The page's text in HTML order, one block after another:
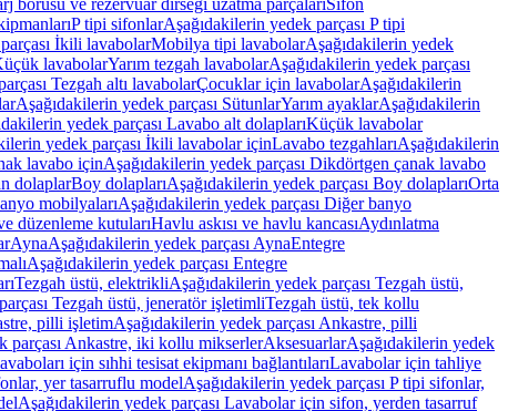
borusu ve rezervuar dirseği uzatma parçalarıSifon
P tipi sifonlarAşağıdakilerin yedek parçası P tipi
İkili lavabolarMobilya tipi lavabolarAşağıdakilerin yedek
lavabolarYarım tezgah lavabolarAşağıdakilerin yedek parçası
Tezgah altı lavabolarÇocuklar için lavabolarAşağıdakilerin
Aşağıdakilerin yedek parçası SütunlarYarım ayaklarAşağıdakilerin
yedek parçası Lavabo alt dolaplarıKüçük lavabolar
yedek parçası İkili lavabolar içinLavabo tezgahlarıAşağıdakilerin
lavabo içinAşağıdakilerin yedek parçası Dikdörtgen çanak lavabo
dolaplarBoy dolaplarıAşağıdakilerin yedek parçası Boy dolaplarıOrta
mobilyalarıAşağıdakilerin yedek parçası Diğer banyo
düzenleme kutularıHavlu askısı ve havlu kancasıAydınlatma
AynaAşağıdakilerin yedek parçası AynaEntegre
Aşağıdakilerin yedek parçası Entegre
Tezgah üstü, elektrikliAşağıdakilerin yedek parçası Tezgah üstü,
Tezgah üstü, jeneratör işletimliTezgah üstü, tek kollu
pilli işletimAşağıdakilerin yedek parçası Ankastre, pilli
parçası Ankastre, iki kollu mikserlerAksesuarlarAşağıdakilerin yedek
için sıhhi tesisat ekipmanı bağlantılarıLavabolar için tahliye
yer tasarruflu modelAşağıdakilerin yedek parçası P tipi sifonlar,
Aşağıdakilerin yedek parçası Lavabolar için sifon, yerden tasarruf